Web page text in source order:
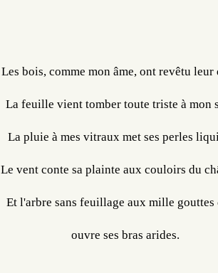
Les bois, comme mon âme, ont revêtu
La feuille vient tomber toute triste à mon
La pluie à mes vitraux met ses perles
Le vent conte sa plainte aux couloirs du
Et l'arbre sans feuillage aux mille gouttes
ouvre ses bras arides.